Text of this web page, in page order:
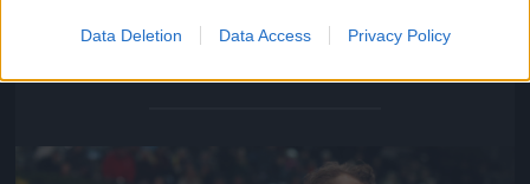
Data Deletion Data Access Privacy Policy
tagja echte New York-i, de megoldotta a problémát.